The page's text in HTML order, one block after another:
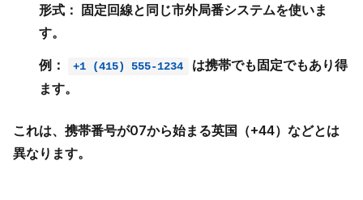
形式： 固定回線と同じ市外局番システムを使いま
す。
例：
+1 (415) 555-1234
は携帯でも固定でもあり得
ます。
これは、携帯番号が07から始まる英国（+44）などとは
異なります。